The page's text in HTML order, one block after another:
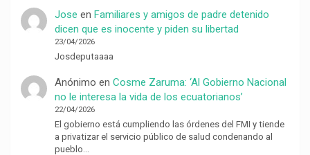
Jose en Familiares y amigos de padre detenido
dicen que es inocente y piden su libertad
23/04/2026
Josdeputaaaa
Anónimo en Cosme Zaruma: ‘Al Gobierno Nacional
no le interesa la vida de los ecuatorianos’
22/04/2026
El gobierno está cumpliendo las órdenes del FMI y tiende
a privatizar el servicio público de salud condenando al
pueblo…